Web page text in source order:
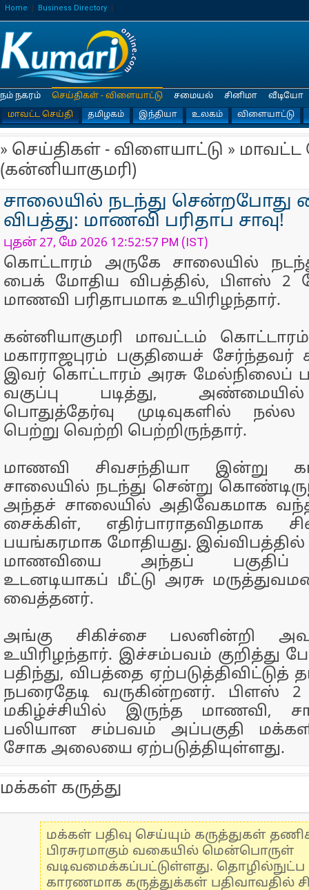
Home Business Directory
நம் நகரம்
செய்திகள் - விளையாட்டு
மாவட்ட செய்தி
தமிழகம் இந்தியா உலகம் விளையாட்டு
சமையல் சினிமா வீடியோ
» செய்திகள் - விளையாட்டு » மாவட்ட
(கன்னியாகுமரி)
சாலையில் நடந்து சென்றபோது
விபத்து: மாணவி பரிதாப சாவு!
புதன் 27, மே 2026 12:52:57 PM (IST)
கொட்டாரம் அருகே சாலையில்
பைக் மோதிய விபத்தில், பிளஸ் 2
மாணவி பரிதாபமாக உயிரிழந்தார்.
கன்னியாகுமரி மாவட்டம்
மகாராஜபுரம் பகுதியைச் சேர்ந்தவர்
இவர் கொட்டாரம் அரசு மேல்நிலைப்
வகுப்பு படித்து,
பொதுத்தேர்வு முடிவுகளில்
பெற்று வெற்றி பெற்றிருந்தார்.
மாணவி சிவசந்தியா இன்று
சாலையில் நடந்து சென்று
அந்தச் சாலையில் அதிவேகமாக
சைக்கிள், எதிர்பாராதவிதமாக
பயங்கரமாக மோதியது.
மாணவியை அந்தப் பகுதிப்
உடனடியாகப் மீட்டு அரசு
வைத்தனர்.
அங்கு சிகிச்சை பலனின்றி
உயிரிழந்தார். இச்சம்பவம் குறித்து
பதிந்து, விபத்தை ஏற்படுத்திவிட்டுத்
நபரைதேடி வருகின்றனர். பிளஸ் 2
மகிழ்ச்சியில் இருந்த மாணவி,
பலியான சம்பவம் அப்பகுதி
சோக அலையை ஏற்படுத்தியுள்ளது.
மக்கள் கருத்து
மக்கள் பதிவு செய்யும் கருத்துகள்
பிரசுரமாகும் வகையில் மென்பொருள்
வடிவமைக்கப்பட்டுள்ளது.
காரணமாக கருத்துக்கள் பதிவாவதில்